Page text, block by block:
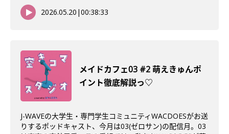
2026.05.20 |00:38:33
メイドカフェ03 #2 萌えきゅんポ
イント徹底解説っ♡
J-WAVEの大学生・専門学生コミュニティWACDOESがお送
りするポッドキャスト、今月は03(ゼロサン)の配信月。03